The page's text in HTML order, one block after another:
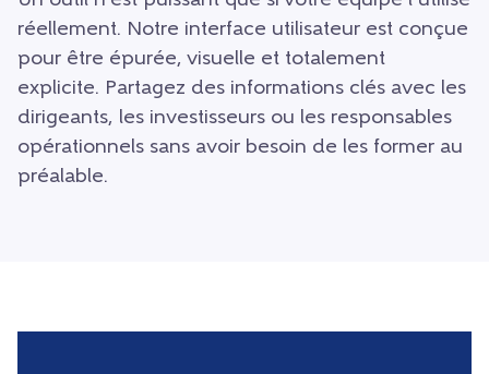
réellement. Notre interface utilisateur est conçue
pour être épurée, visuelle et totalement
explicite. Partagez des informations clés avec les
dirigeants, les investisseurs ou les responsables
opérationnels sans avoir besoin de les former au
préalable.